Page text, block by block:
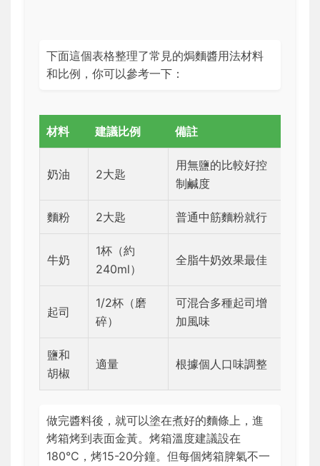
下面這個表格整理了常見的焗麵醬用法材料
和比例，你可以參考一下：
材料 建議比例 備註
奶油 2大匙
用無鹽的比較好控
制鹹度
麵粉 2大匙 普通中筋麵粉就行
牛奶
1杯（約
240ml）
全脂牛奶效果最佳
起司
1/2杯（磨
碎）
可混合多種起司增
加風味
鹽和
胡椒
適量 根據個人口味調整
做完醬料後，就可以塗在煮好的麵條上，進
烤箱烤到表面金黃。烤箱溫度建議設在
180°C，烤15-20分鐘。但每個烤箱脾氣不一